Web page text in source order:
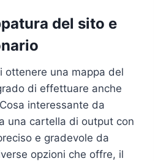
del sito e
ottenere una mappa del
di effettuare anche
interessante da
una cartella di output con
e gradevole da
opzioni che offre, il